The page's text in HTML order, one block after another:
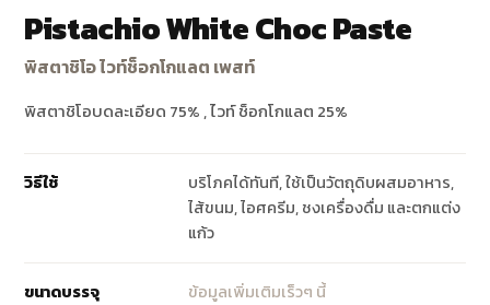
Pistachio White Choc Paste
พิสตาชิโอ ไวท์ช็อกโกแลต เพสท์
พิสตาชิโอบดละเอียด 75% , ไวท์ ช็อกโกแลต 25%
วิธีใช้
บริโภคได้ทันที, ใช้เป็นวัตถุดิบผสมอาหาร,
ไส้ขนม, ไอศครีม, ชงเครื่องดื่ม และตกแต่ง
แก้ว
ขนาดบรรจุ ข้อมูลเพิ่มเติมเร็วๆ นี้